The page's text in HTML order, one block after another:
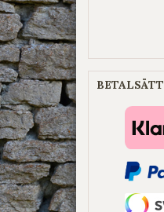
BETALSÄTT